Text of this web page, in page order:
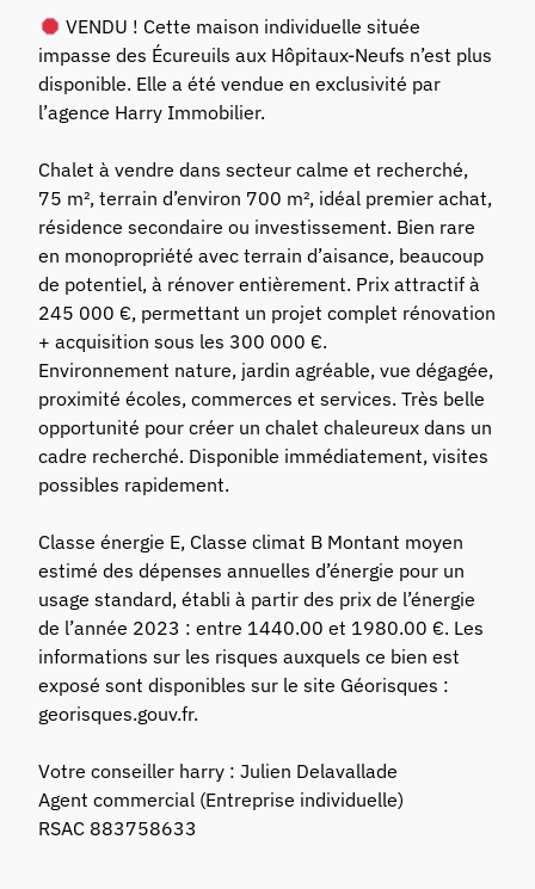
VENDU ! Cette maison individuelle située
impasse des Écureuils aux Hôpitaux-Neufs n’est plus
disponible. Elle a été vendue en exclusivité par
l’agence Harry Immobilier.
Chalet à vendre dans secteur calme et recherché,
75 m², terrain d’environ 700 m², idéal premier achat,
résidence secondaire ou investissement. Bien rare
en monopropriété avec terrain d’aisance, beaucoup
de potentiel, à rénover entièrement. Prix attractif à
245 000 €, permettant un projet complet rénovation
+ acquisition sous les 300 000 €.
Environnement nature, jardin agréable, vue dégagée,
proximité écoles, commerces et services. Très belle
opportunité pour créer un chalet chaleureux dans un
cadre recherché. Disponible immédiatement, visites
possibles rapidement.
Classe énergie E, Classe climat B Montant moyen
estimé des dépenses annuelles d’énergie pour un
usage standard, établi à partir des prix de l’énergie
de l’année 2023 : entre 1440.00 et 1980.00 €. Les
informations sur les risques auxquels ce bien est
exposé sont disponibles sur le site Géorisques :
georisques.gouv.fr.
Votre conseiller harry : Julien Delavallade
Agent commercial (Entreprise individuelle)
RSAC 883758633